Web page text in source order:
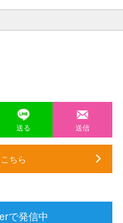
送る 送信
ちら
で発信中